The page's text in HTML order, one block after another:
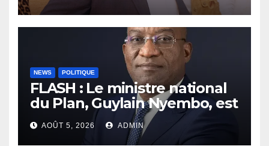
NEWS POLITIQUE
FLASH : Le ministre national
du Plan, Guylain Nyembo, est
arrivé ce mercredi à Inongo
AOÛT 5, 2026 ADMIN